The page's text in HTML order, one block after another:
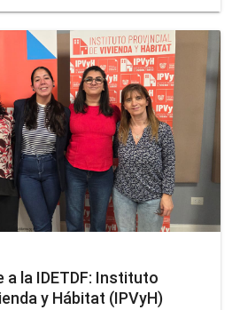
por el gobernador Gustavo
a la IDETDF: Instituto
y Hábitat (IPVyH)